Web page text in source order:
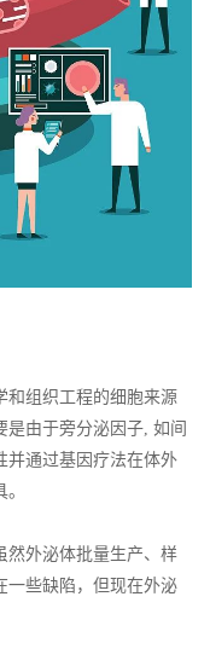
和组织工程的细胞来源
由于旁分泌因子, 如间
并通过基因疗法在体外
然外泌体批量生产、样
一些缺陷，但现在外泌